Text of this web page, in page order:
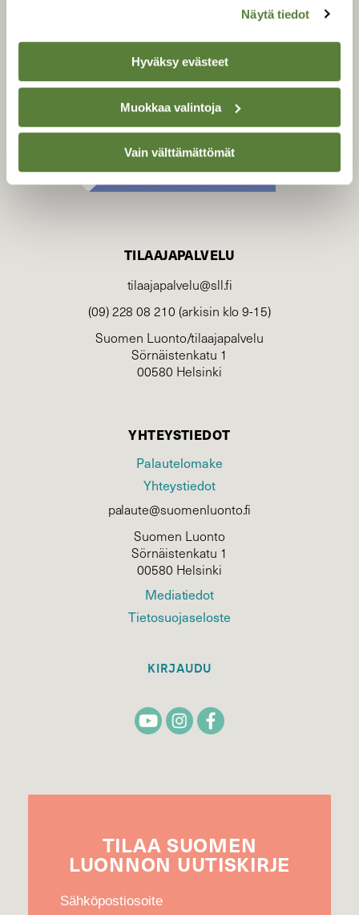
Näytä tiedot
Hyväksy evästeet
Muokkaa valintoja
Vain välttämättömät
Suomen Luonto -lehden
kustantaja onSuomen
luonnonsuojelu­liitto.
TILAAJAPALVELU
tilaajapalvelu@sll.fi
(09) 228 08 210 (arkisin klo 9-15)
Suomen Luonto/tilaajapalvelu
Sörnäistenkatu 1
00580 Helsinki
YHTEYSTIEDOT
Palautelomake
Yhteystiedot
palaute@suomenluonto.fi
Suomen Luonto
Sörnäistenkatu 1
00580 Helsinki
Mediatiedot
Tietosuojaseloste
KIRJAUDU
TILAA SUOMEN
LUONNON UUTIS­KIRJE
Sähköpostiosoite